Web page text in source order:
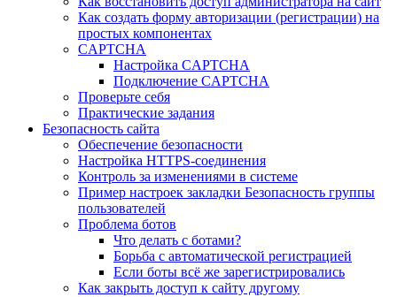
Как создать форму авторизации (регистрации) на
простых компонентах
CAPTCHA
Настройка CAPTCHA
Подключение CAPTCHA
Проверьте себя
Практические задания
Безопасность сайта
Обеспечение безопасности
Настройка HTTPS-соединения
Контроль за изменениями в системе
Пример настроек закладки Безопасность группы
пользователей
Проблема ботов
Что делать с ботами?
Борьба с автоматической регистрацией
Если боты всё же зарегистрировались
Как закрыть доступ к сайту другому